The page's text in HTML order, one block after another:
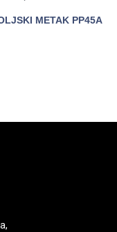
METAK PP45A